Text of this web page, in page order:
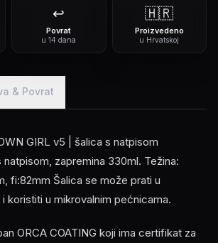
↩️
Povrat
u 14 dana
🇭🇷
Proizvedeno
u Hrvatskoj
& Povrat
GIRL v5 | šalica s natpisom
natpisom, zapremina 330ml. Težina:
fi:82mm Šalica se može prati u
koristiti u mikrovalnim pećnicama.
ORCA COATING koji ima certifikat za